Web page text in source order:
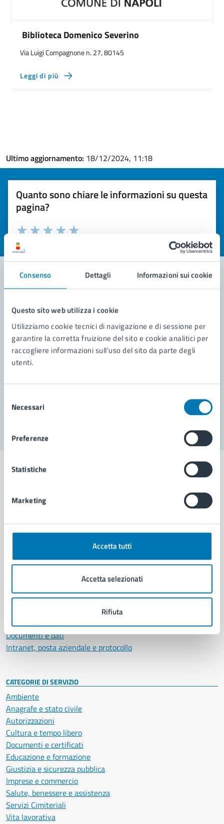
Consenso Dettagli Informazioni sui cookie
Questo sito web utilizza i cookie
Utilizziamo cookie tecnici di navigazione e di sessione per
garantire la corretta fruizione del sito e cookie analitici per
raccogliere informazioni sull'uso del sito da parte degli
utenti.
delNecessari
Preferenze
Statistiche
Marketing
Accetta tutti
Accetta selezionati
Rifiuta
Biblioteca Domenico Severino
Via Luigi Compagnone n. 27, 80145
Leggi di più
Ultimo aggiornamento: 18/12/2024, 11:18
Quanto sono chiare le informazioni su questa
pagina?
Valuta la chiarezza delle informazioni (da 1 a 5 stelle)
Seleziona il numero di stelle per valutare la chiarezza delle
Valuta 1 stelle su 5
Richiedi assistenza
Segnala disservizio
Comune di Napoli
AMMINISTRAZIONE
Organi di governo
Enti e fondazioni
Personale amministrativo
Documenti e dati
Intranet, posta aziendale e protocollo
CATEGORIE DI SERVIZIO
Ambiente
Anagrafe e stato civile
Autorizzazioni
Cultura e tempo libero
Documenti e certificati
Educazione e formazione
Giustizia e sicurezza pubblica
Imprese e commercio
Salute, benessere e assistenza
Servizi Cimiteriali
Vita lavorativa